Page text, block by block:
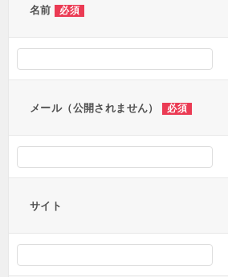
名前 必須
メール（公開されません） 必須
サイト